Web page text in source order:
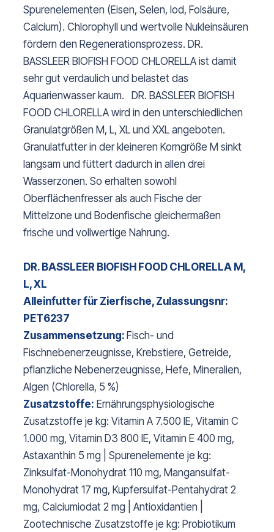
Spurenelementen (Eisen, Selen, Iod, Folsäure,
Calcium). Chlorophyll und wertvolle Nukleinsäuren
fördern den Regenerationsprozess. DR.
BASSLEER BIOFISH FOOD CHLORELLA ist damit
sehr gut verdaulich und belastet das
Aquarienwasser kaum. DR. BASSLEER BIOFISH
FOOD CHLORELLA wird in den unterschiedlichen
Granulatgrößen M, L, XL und XXL angeboten.
Granulatfutter in der kleineren Korngröße M sinkt
langsam und füttert dadurch in allen drei
Wasserzonen. So erhalten sowohl
Oberflächenfresser als auch Fische der
Mittelzone und Bodenfische gleichermaßen
frische und vollwertige Nahrung.
DR. BASSLEER BIOFISH FOOD CHLORELLA M,
L, XL
Alleinfutter für Zierfische, Zulassungsnr:
PET6237
Zusammensetzung: Fisch- und
Fischnebenerzeugnisse, Krebstiere, Getreide,
pflanzliche Nebenerzeugnisse, Hefe, Mineralien,
Algen (Chlorella, 5 %)
Zusatzstoffe: Ernährungsphysiologische
Zusatzstoffe je kg: Vitamin A 7.500 IE, Vitamin C
1.000 mg, Vitamin D3 800 IE, Vitamin E 400 mg,
Astaxanthin 5 mg | Spurenelemente je kg:
Zinksulfat-Monohydrat 110 mg, Mangansulfat-
Monohydrat 17 mg, Kupfersulfat-Pentahydrat 2
mg, Calciumiodat 2 mg | Antioxidantien |
Zootechnische Zusatzstoffe je kg: Probiotikum